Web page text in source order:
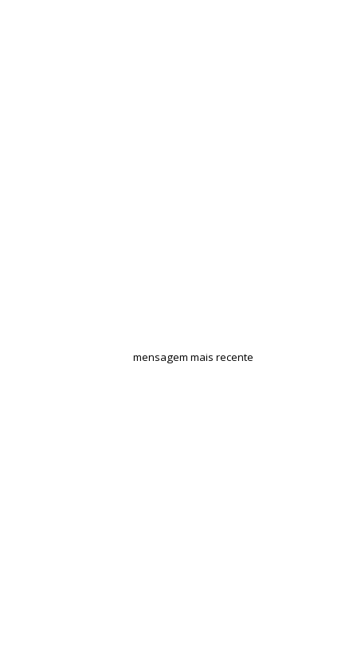
mensagem mais recente